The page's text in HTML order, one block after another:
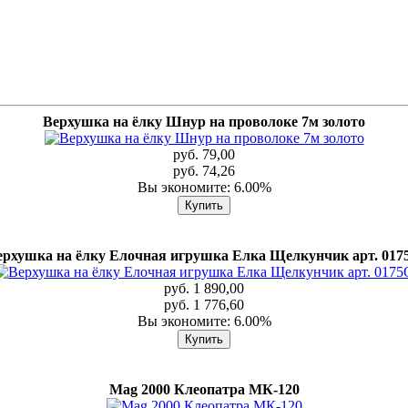
Верхушка на ёлку Шнур на проволоке 7м золото
руб. 79,00
руб. 74,26
Вы экономите: 6.00%
на ёлку Елочная игрушка Елка Щелкунчик арт.
руб. 1 890,00
руб. 1 776,60
Вы экономите: 6.00%
Mag 2000 Клеопатра МК-120